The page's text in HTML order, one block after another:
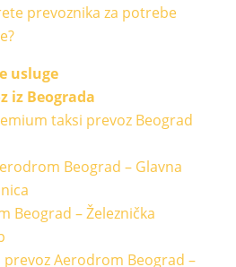
prevoznika za potrebe
usluge
iz Beograda
taksi prevoz Beograd
Beograd – Glavna
Beograd – Železnička
Aerodrom Beograd –